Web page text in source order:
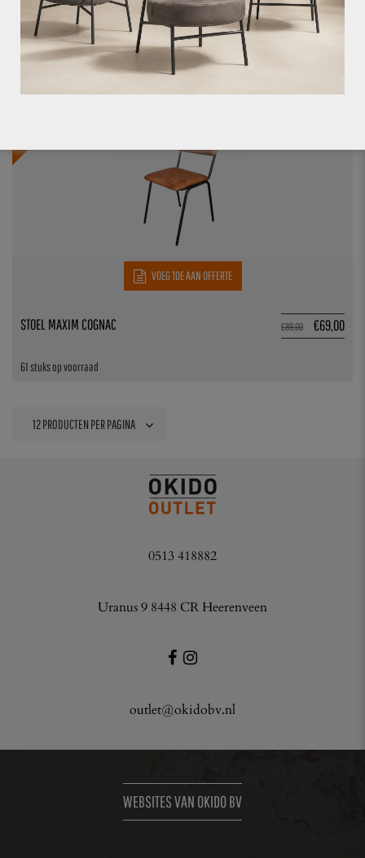
ARMSTOEL CHOPIN PAARS
VOEG TOE AAN OFFERTE
€89,00 €69,00
61 stuks op voorraad
STOEL MAXIM COGNAC
0513 418882
Uranus 9 8448 CR Heerenveen
outlet@okidobv.nl
WEBSITES VAN OKIDO BV